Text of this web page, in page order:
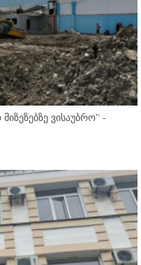
ვისაუბრო'' -